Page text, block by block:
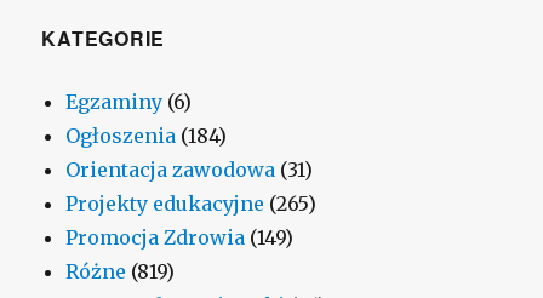
KATEGORIE
Egzaminy (6)
Ogłoszenia (184)
Orientacja zawodowa (31)
Projekty edukacyjne (265)
Promocja Zdrowia (149)
Różne (819)